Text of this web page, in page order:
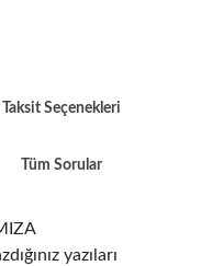
Taksit Seçenekleri
Tüm Sorular
yazıları